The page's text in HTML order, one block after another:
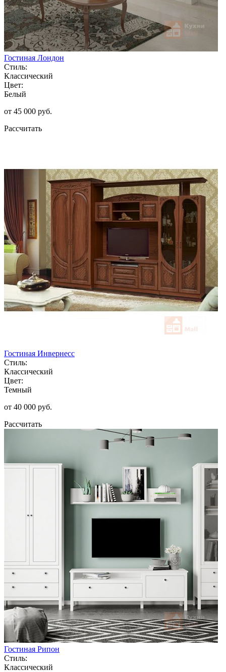
Гостиная Лондон
Стиль:
Классический
Цвет:
Белый
от 45 000 руб.
Рассчитать
Гостиная Инвернесс
Стиль:
Классический
Цвет:
Темный
от 40 000 руб.
Рассчитать
Гостиная Рипон
Стиль:
Классический